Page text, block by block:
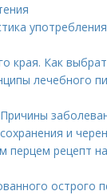
края. Как
лечебного
и
перцем рецепт
острого